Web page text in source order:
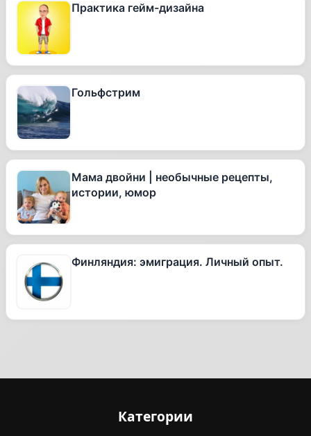
Практика гейм-дизайна
Гольфстрим
Мама двойни | необычные рецепты,
истории, юмор
Финляндия: эмиграция. Личный опыт.
Категории